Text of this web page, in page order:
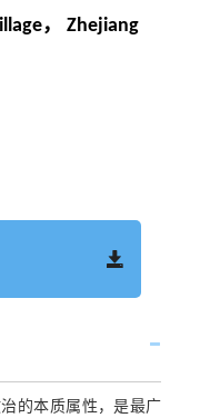
， Zhejiang
的本质属性，是最广